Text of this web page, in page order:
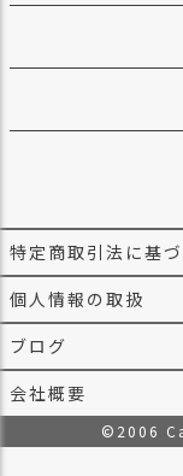
特定商取引法に基
個人情報の取扱
ブログ
会社概要
©2006